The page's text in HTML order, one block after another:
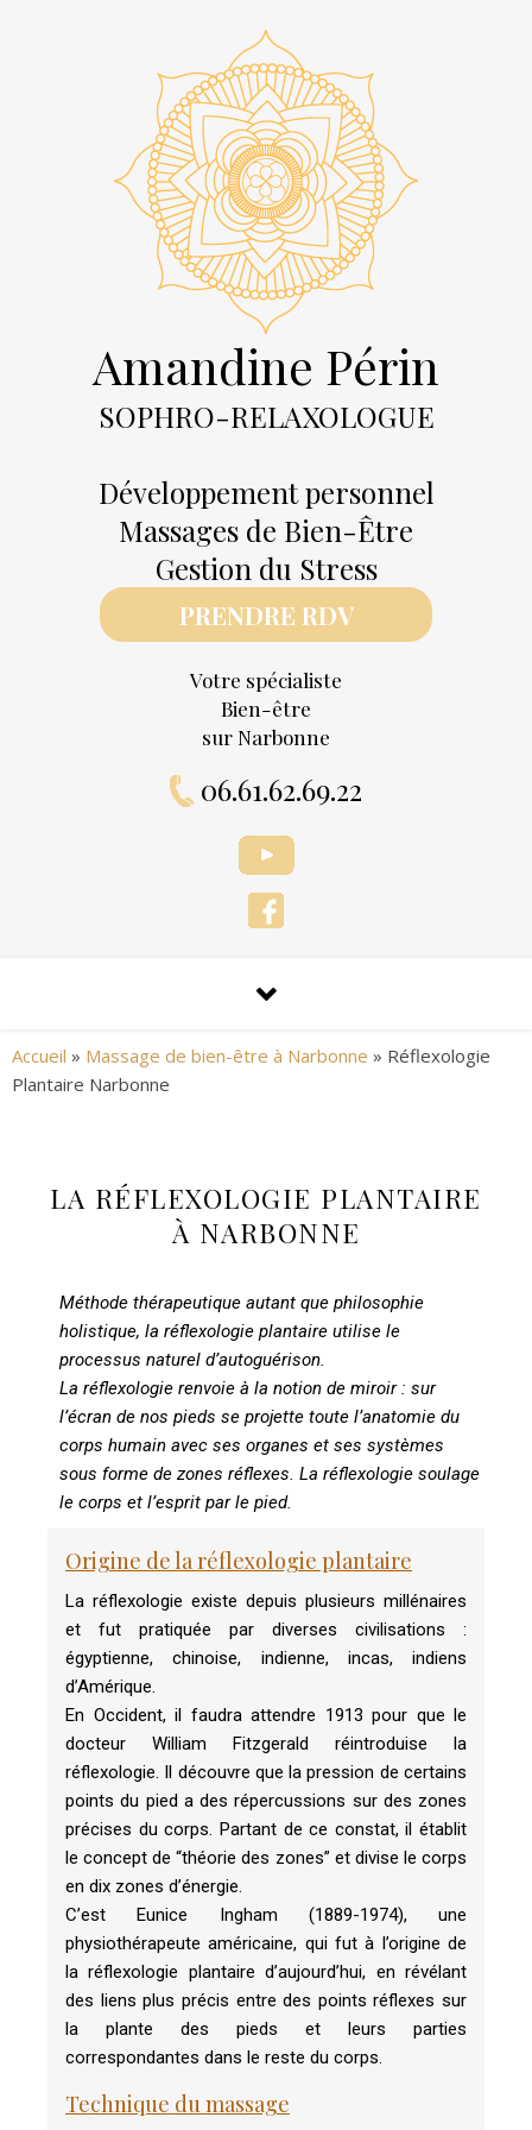
Votre spécialiste
Bien-être
sur Narbonne
06.61.62.69.22
Amandine Périn
SOPHRO-RELAXOLOGUE
Développement personnel
Massages de Bien-Être
Gestion du Stress
PRENDRE RDV
Accueil » Massage de bien-être à Narbonne » Réflexologie
Plantaire Narbonne
LA RÉFLEXOLOGIE PLANTAIRE
À NARBONNE
Méthode thérapeutique autant que philosophie
holistique, la réflexologie plantaire utilise le
processus naturel d’autoguérison.
La réflexologie renvoie à la notion de miroir : sur
l’écran de nos pieds se projette toute l’anatomie du
corps humain avec ses organes et ses systèmes
sous forme de zones réflexes. La réflexologie soulage
le corps et l’esprit par le pied.
Origine de la réflexologie plantaire
La réflexologie existe depuis plusieurs millénaires
et fut pratiquée par diverses civilisations :
égyptienne, chinoise, indienne, incas, indiens
d’Amérique.
En Occident, il faudra attendre 1913 pour que le
docteur William Fitzgerald réintroduise la
réflexologie. Il découvre que la pression de certains
points du pied a des répercussions sur des zones
précises du corps. Partant de ce constat, il établit
le concept de “théorie des zones” et divise le corps
en dix zones d’énergie.
C’est Eunice Ingham (1889-1974), une
physiothérapeute américaine, qui fut à l’origine de
la réflexologie plantaire d’aujourd’hui, en révélant
des liens plus précis entre des points réflexes sur
la plante des pieds et leurs parties
correspondantes dans le reste du corps.
Technique du massage